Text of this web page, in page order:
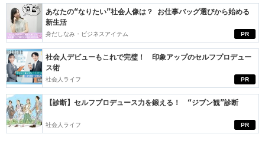
PR
あなたの“なりたい”社会人像は？ お仕事バッグ選びから始める
新生活
身だしなみ・ビジネスアイテム
PR
社会人デビューもこれで完璧！ 印象アップのセルフプロデュー
ス術
社会人ライフ
PR
【診断】セルフプロデュース力を鍛える！ “ジブン観”診断
社会人ライフ